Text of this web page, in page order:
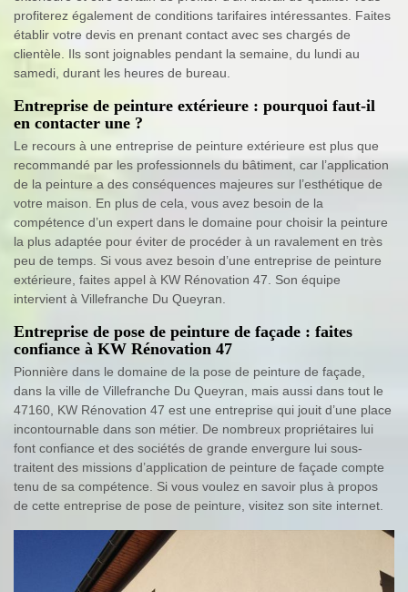
profiterez également de conditions tarifaires intéressantes. Faites
établir votre devis en prenant contact avec ses chargés de
clientèle. Ils sont joignables pendant la semaine, du lundi au
samedi, durant les heures de bureau.
Entreprise de peinture extérieure : pourquoi faut-il
en contacter une ?
Le recours à une entreprise de peinture extérieure est plus que
recommandé par les professionnels du bâtiment, car l’application
de la peinture a des conséquences majeures sur l’esthétique de
votre maison. En plus de cela, vous avez besoin de la
compétence d’un expert dans le domaine pour choisir la peinture
la plus adaptée pour éviter de procéder à un ravalement en très
peu de temps. Si vous avez besoin d’une entreprise de peinture
extérieure, faites appel à KW Rénovation 47. Son équipe
intervient à Villefranche Du Queyran.
Entreprise de pose de peinture de façade : faites
confiance à KW Rénovation 47
Pionnière dans le domaine de la pose de peinture de façade,
dans la ville de Villefranche Du Queyran, mais aussi dans tout le
47160, KW Rénovation 47 est une entreprise qui jouit d’une place
incontournable dans son métier. De nombreux propriétaires lui
font confiance et des sociétés de grande envergure lui sous-
traitent des missions d’application de peinture de façade compte
tenu de sa compétence. Si vous voulez en savoir plus à propos
de cette entreprise de pose de peinture, visitez son site internet.